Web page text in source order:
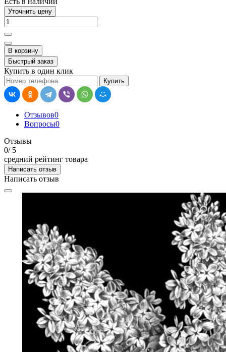
Уточнить цену
В корзину
Быстрый заказ
Купить в один клик
Купить
Отзывов0
Вопросы0
Отзывы
0/ 5
средний рейтинг товара
Написать отзыв
Написать отзыв